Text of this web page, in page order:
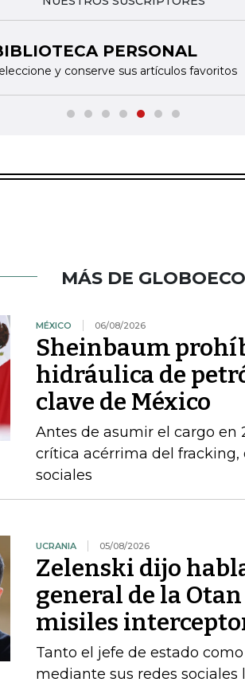
6 TINTA
Acceda
MÁS DE
MÉXICO 06/08/2026
Sheinbaum
hidráulica de
clave de México
Antes de asumir el cargo en
crítica acérrima del
sociales
UCRANIA 05/08/2026
Zelenski dijo
general de la
misiles
Tanto el jefe de estado
mediante sus redes sociales